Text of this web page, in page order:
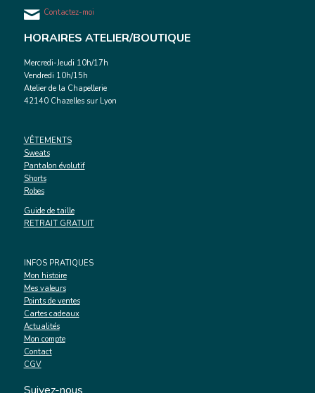
Contactez-moi
HORAIRES ATELIER/BOUTIQUE
Mercredi-Jeudi 10h/17h
Vendredi 10h/15h
Atelier de la Chapellerie
42140 Chazelles sur Lyon
VÊTEMENTS
Sweats
Pantalon évolutif
Shorts
Robes
Guide de taille
RETRAIT GRATUIT
INFOS PRATIQUES
Mon histoire
Mes valeurs
Points de ventes
Cartes cadeaux
Actualités
Mon compte
Contact
CGV